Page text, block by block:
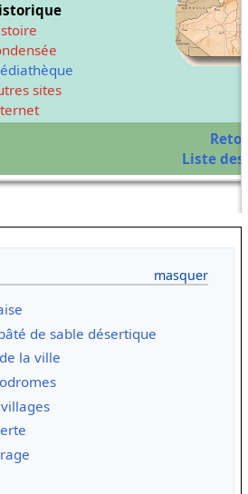
sites
Liste
de sable désertique
la ville